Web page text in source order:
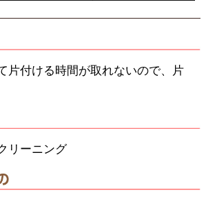
片付ける時間が取れないので、片
リーニング